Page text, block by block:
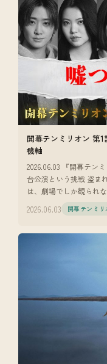
開幕テンミリオン 第
機軸
2026.06.03 『開幕テン
台公演という挑戦 盗ま
は、劇場でしか観られ
2026.06.03 開幕テンミリ